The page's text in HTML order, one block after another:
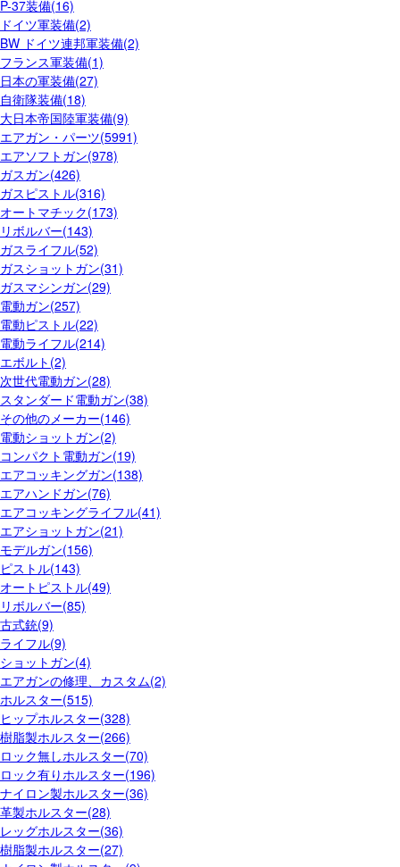
P-37装備(16)
ドイツ軍装備(2)
BW ドイツ連邦軍装備(2)
フランス軍装備(1)
日本の軍装備(27)
自衛隊装備(18)
大日本帝国陸軍装備(9)
エアガン・パーツ(5991)
エアソフトガン(978)
ガスガン(426)
ガスピストル(316)
オートマチック(173)
リボルバー(143)
ガスライフル(52)
ガスショットガン(31)
ガスマシンガン(29)
電動ガン(257)
電動ピストル(22)
電動ライフル(214)
エボルト(2)
次世代電動ガン(28)
スタンダード電動ガン(38)
その他のメーカー(146)
電動ショットガン(2)
コンパクト電動ガン(19)
エアコッキングガン(138)
エアハンドガン(76)
エアコッキングライフル(41)
エアショットガン(21)
モデルガン(156)
ピストル(143)
オートピストル(49)
リボルバー(85)
古式銃(9)
ライフル(9)
ショットガン(4)
エアガンの修理、カスタム(2)
ホルスター(515)
ヒップホルスター(328)
樹脂製ホルスター(266)
ロック無しホルスター(70)
ロック有りホルスター(196)
ナイロン製ホルスター(36)
革製ホルスター(28)
レッグホルスター(36)
樹脂製ホルスター(27)